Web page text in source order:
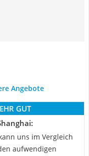
Angebote
GUT
uns im Vergleich
aufwendigen